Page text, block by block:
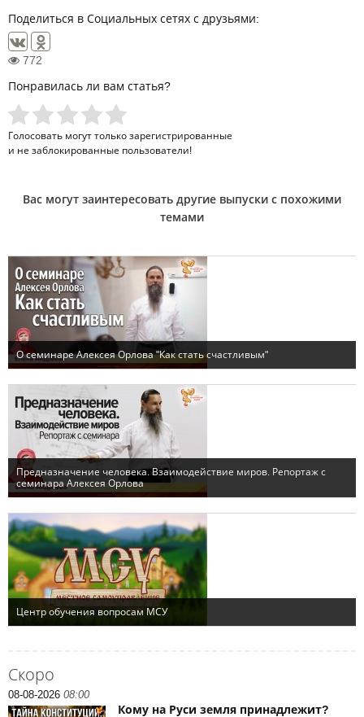
Скоро
08-08-2026 08:00
Кому на Руси земля принадлежит?
Поделиться в Социальных сетях с друзьями:
772
Понравилась ли вам статья?
Голосовать могут только зарегистрированные
и не заблокированные пользователи!
Вас могут заинтересовать другие выпуски с похожими
темами